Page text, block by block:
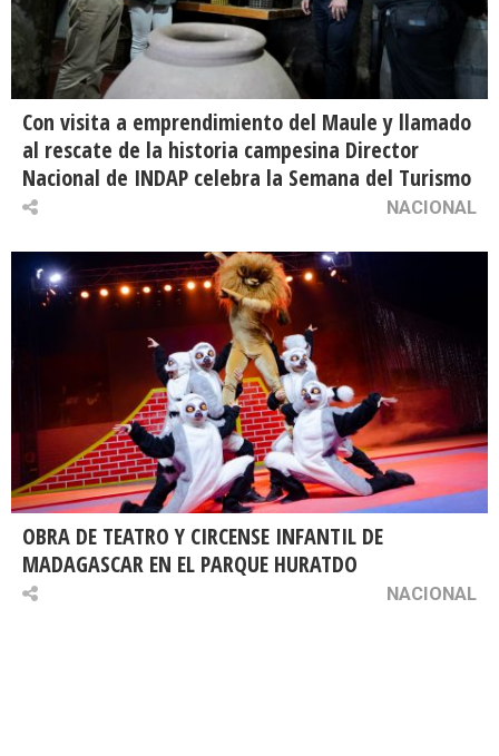
Con visita a emprendimiento del Maule y llamado
al rescate de la historia campesina Director
Nacional de INDAP celebra la Semana del Turismo
NACIONAL
OBRA DE TEATRO Y CIRCENSE INFANTIL DE
MADAGASCAR EN EL PARQUE HURATDO
NACIONAL